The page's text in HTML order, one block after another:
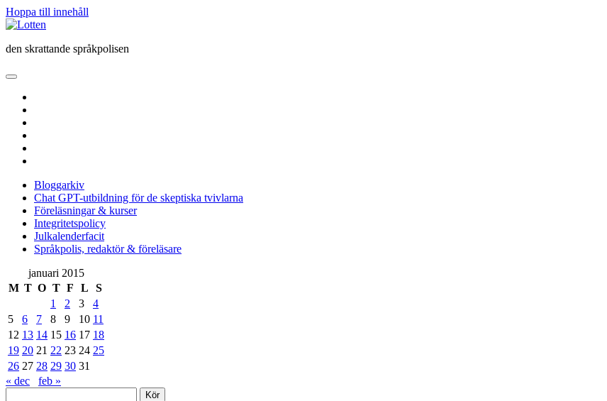
Hoppa till innehåll
Lotten
den skrattande språkpolisen
öppna
meny
Bloggarkiv
Chat GPT-utbildning för de skeptiska tvivlarna
Föreläsningar & kurser
Integritetspolicy
Julkalenderfacit
Språkpolis, redaktör & föreläsare
Sidopanel
januari 2015
M T O T F L
S
1
2 3
4
5
6 7 8 9 10 11
12 13 14 15 16 17 18
19 20 21 22 23 24 25
26 27 28 29 30 31
« dec
feb »